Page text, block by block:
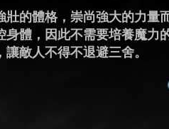
壯的體格，崇尚強大的力量
身體，因此不需要培養魔力
敵人不得不退避三舍。
巧與敏捷的速度，有著超乎
上迅速穿梭，極快的速度讓
以抓住他的身影，創造絕
禦能力，不滿足於穿戴防禦
禦上，讓武器轉變為星之盾
禦能力的戰士。
中，成功將魔法與劍術結合
大的破壞力，但由於需要同
上需要花費較多心力。
的戰鬥本能，透過控制對敵
為了能夠最大程度的運用飛
的磨練自身的力量和靈活
、爆發力和超級強大破壞力
力與自然之力共鳴，甚至於
，破壞力足以令敵人望而
，將魔力轉化為箭矢造成巨
，在戰場上輕鬆改變位置和
擊技巧，強大的遠程支援
塔秘密部隊的戰鬥模式，將
準確度和快速反應能力，使
擊給予敵人致命的打擊，
出神秘和邪惡的氛圍，他們
來提升自己的魔力，擅長施
極大的破壞和混亂，成為戰